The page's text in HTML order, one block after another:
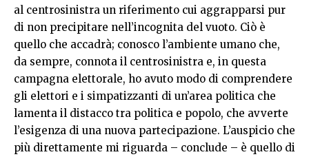
al centrosinistra un riferimento cui aggrapparsi pur
di non precipitare nell’incognita del vuoto. Ciò è
quello che accadrà; conosco l’ambiente umano che,
da sempre, connota il centrosinistra e, in questa
campagna elettorale, ho avuto modo di comprendere
gli elettori e i simpatizzanti di un’area politica che
lamenta il distacco tra politica e popolo, che avverte
l’esigenza di una nuova partecipazione. L’auspicio che
più direttamente mi riguarda – conclude – è quello di